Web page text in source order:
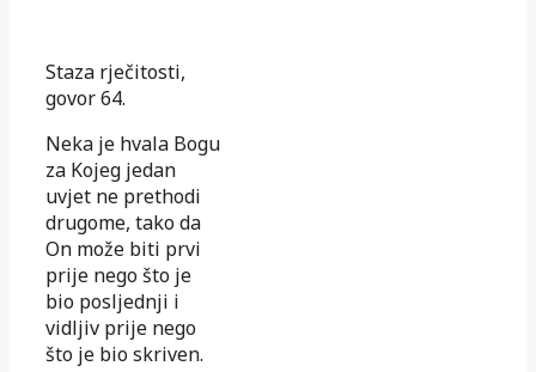
Staza rječitosti,
govor 64.
Neka je hvala Bogu
za Kojeg jedan
uvjet ne prethodi
drugome, tako da
On može biti prvi
prije nego što je
bio posljednji i
vidljiv prije nego
što je bio skriven.